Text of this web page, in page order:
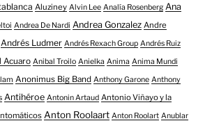
Aluziney Alvin Lee Analía Rosenberg Ana
Andrea De Nardi Andrea Gonzalez Andre
Andrés Ludmer Andrés Rexach Group Andrés Ruiz
Acuaro Anibal Troilo Anielka Anima Anima Mundi
Anonimus Big Band Anthony Garone Anthony
Antihéroe Antonin Artaud Antonio Viñayo y la
Anton Roolaart Anton Roolart Anublar